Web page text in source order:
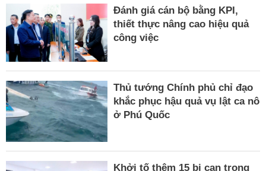
Đánh giá cán bộ bằng KPI,
thiết thực nâng cao hiệu quả
công việc
Thủ tướng Chính phủ chỉ đạo
khắc phục hậu quả vụ lật ca nô
ở Phú Quốc
Khởi tố thêm 15 bị can trong